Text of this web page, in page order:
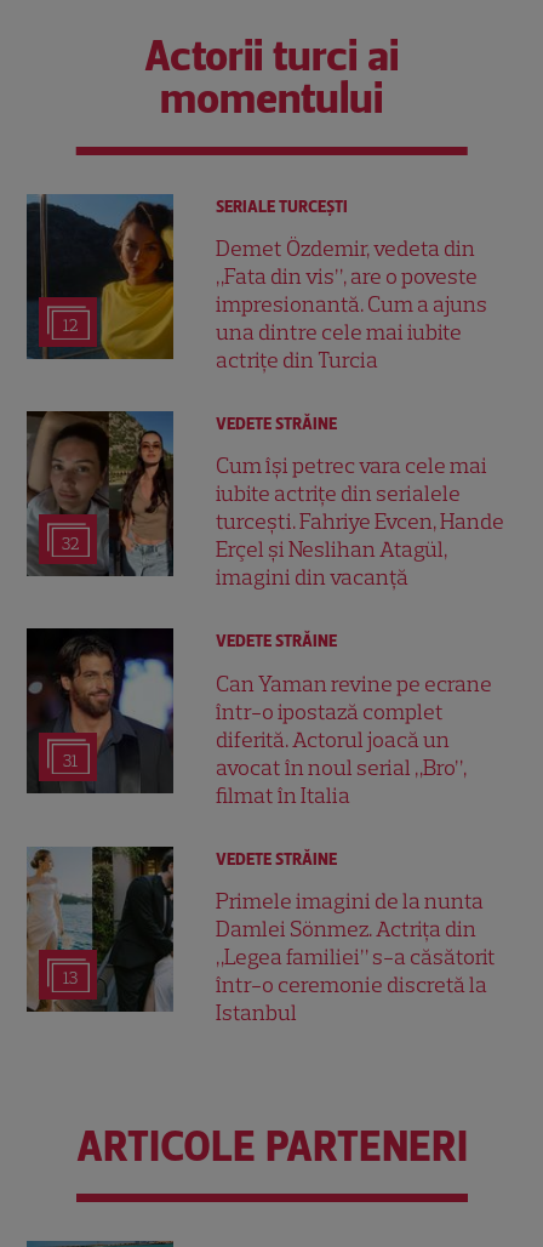
Actorii turci ai
momentului
12
SERIALE TURCEŞTI
Demet Özdemir, vedeta din
„Fata din vis”, are o poveste
impresionantă. Cum a ajuns
una dintre cele mai iubite
actrițe din Turcia
32
VEDETE STRĂINE
Cum își petrec vara cele mai
iubite actrițe din serialele
turcești. Fahriye Evcen, Hande
Erçel și Neslihan Atagül,
imagini din vacanță
31
VEDETE STRĂINE
Can Yaman revine pe ecrane
într-o ipostază complet
diferită. Actorul joacă un
avocat în noul serial „Bro”,
filmat în Italia
13
VEDETE STRĂINE
Primele imagini de la nunta
Damlei Sönmez. Actrița din
„Legea familiei” s-a căsătorit
într-o ceremonie discretă la
Istanbul
ARTICOLE PARTENERI